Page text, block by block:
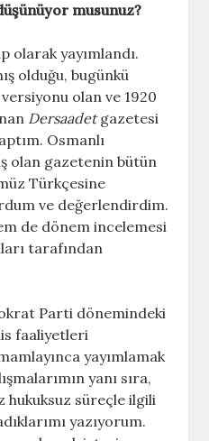
musunuz?
olarak yayımlandı.
olduğu, bugünkü
olan ve 1920
Dersaadetgazetesi
Osmanlı
olan gazetenin bütün
Türkçesine
ve değerlendirdim.
de dönem incelemesi
tarafından
Parti dönemindeki
faaliyetleri
yayımlamak
yanı sıra,
hukuksuz süreçle ilgili
yazıyorum.